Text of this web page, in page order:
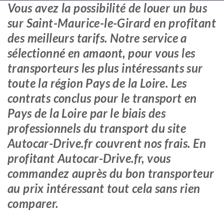
Vous avez la possibilité de louer un bus
sur Saint-Maurice-le-Girard en profitant
des meilleurs tarifs. Notre service a
sélectionné en amaont, pour vous les
transporteurs les plus intéressants sur
toute la région Pays de la Loire. Les
contrats conclus pour le transport en
Pays de la Loire par le biais des
professionnels du transport du site
Autocar-Drive.fr couvrent nos frais. En
profitant Autocar-Drive.fr, vous
commandez auprès du bon transporteur
au prix intéressant tout cela sans rien
comparer.